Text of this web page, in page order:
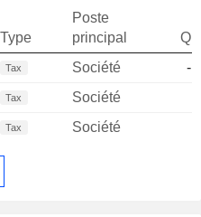
Type
Poste
principal
Tax Société
-
Tax Société
Tax Société